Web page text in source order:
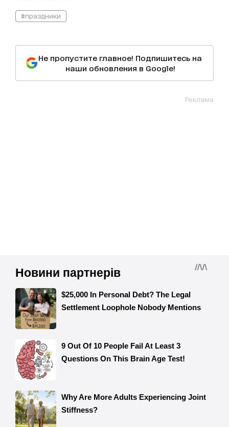
#праздники
Не пропустите главное! Подпишитесь на
наши обновления в Google!
Реклама